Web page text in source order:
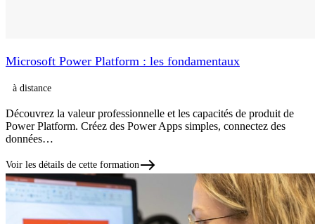
Microsoft Power Platform : les fondamentaux
à distance
Découvrez la valeur professionnelle et les capacités de produit de
Power Platform. Créez des Power Apps simples, connectez des
données…
Voir les détails de cette formation